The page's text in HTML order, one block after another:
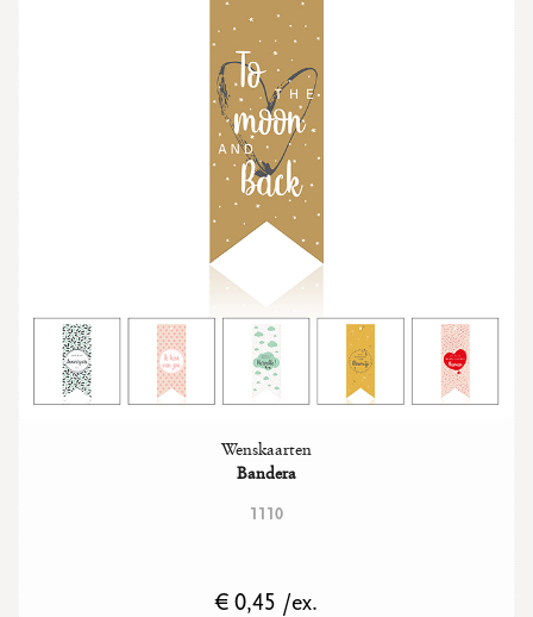
Wenskaarten
Bandera
1110
€ 0,45 /ex.